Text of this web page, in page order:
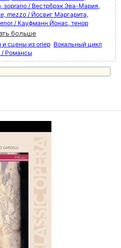
soprano / Вестрбрэк Эва-Мария,
mezzo / Йосвиг Маргарита,
/ Кауфманн Йонас, тенор
больше
и сцены из опер Вокальный цикл
/ Романсы